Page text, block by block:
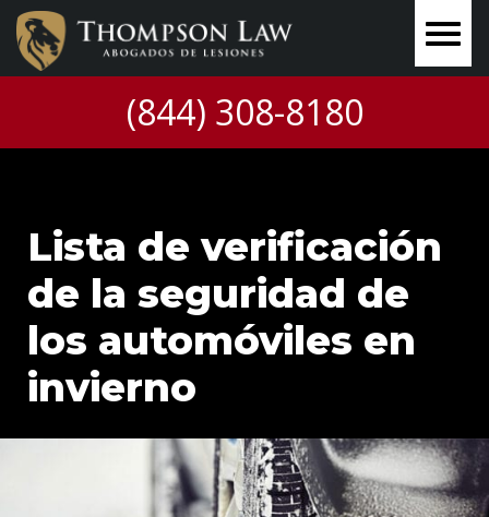
(844) 308-8180
Lista de verificación
de la seguridad de
los automóviles en
invierno